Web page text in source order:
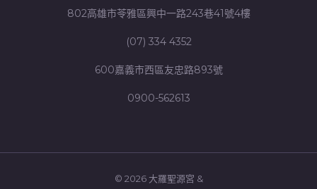
802高雄市苓雅區興中一路243巷41號4樓
(07) 334 4352
600嘉義市西區友忠路893號
0900-562613
© 2026 大羅聖源宮 &